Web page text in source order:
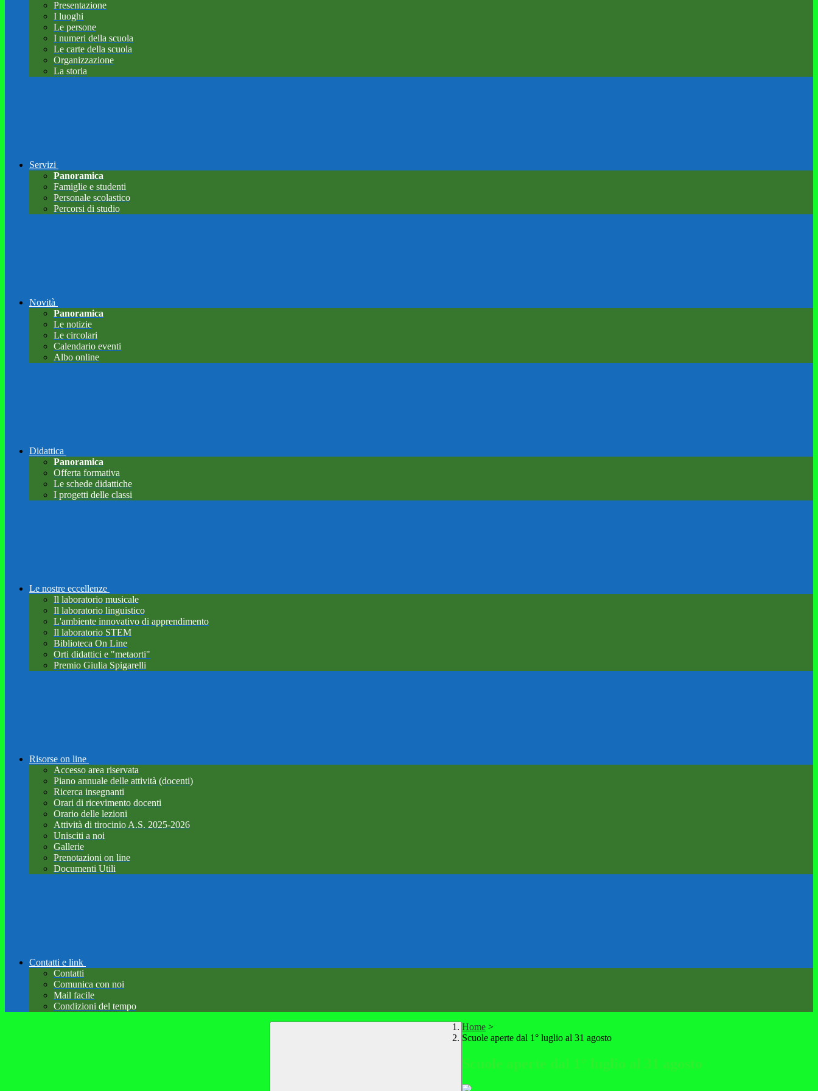
Presentazione
I luoghi
Le persone
I numeri della scuola
Le carte della scuola
Organizzazione
La storia
Servizi
Panoramica
Famiglie e studenti
Personale scolastico
Percorsi di studio
Novità
Panoramica
Le notizie
Le circolari
Calendario eventi
Albo online
Didattica
Panoramica
Offerta formativa
Le schede didattiche
I progetti delle classi
Le nostre eccellenze
Il laboratorio musicale
Il laboratorio linguistico
L'ambiente innovativo di apprendimento
Il laboratorio STEM
Biblioteca On Line
Orti didattici e "metaorti"
Premio Giulia Spigarelli
Risorse on line
Accesso area riservata
Piano annuale delle attività (docenti)
Ricerca insegnanti
Orari di ricevimento docenti
Orario delle lezioni
Attività di tirocinio A.S. 2025-2026
Unisciti a noi
Gallerie
Prenotazioni on line
Documenti Utili
Contatti e link
Contatti
Comunica con noi
Mail facile
Condizioni del tempo
Home >
Scuole aperte dal 1° luglio al 31 agosto
Scuole aperte dal 1° luglio al 31 agosto